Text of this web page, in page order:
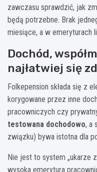
zawczasu sprawdzić, jak
będą potrzebne. Brak
miesiące, a w emeryturach
Dochód,
najłatwiej się
Folkepension składa się z
korygowane przez inne
pracowniczych czy
testowana dochodowo, a
związku) bywa istotna dla
Nie jest to system „ukarze
wysoka emerytura